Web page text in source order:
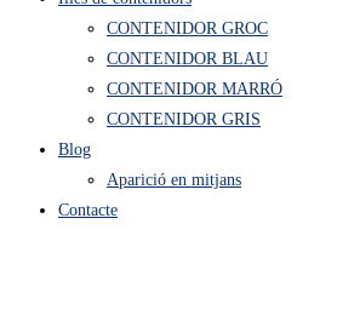
CONTENIDOR GROC
CONTENIDOR BLAU
CONTENIDOR MARRÓ
CONTENIDOR GRIS
Blog
Aparició en mitjans
Contacte